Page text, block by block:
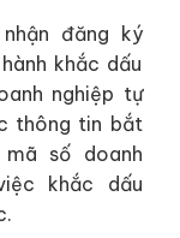
đăng ký
khắc dấu
nghiệp tự
thông tin bắt
số doanh
khắc dấu